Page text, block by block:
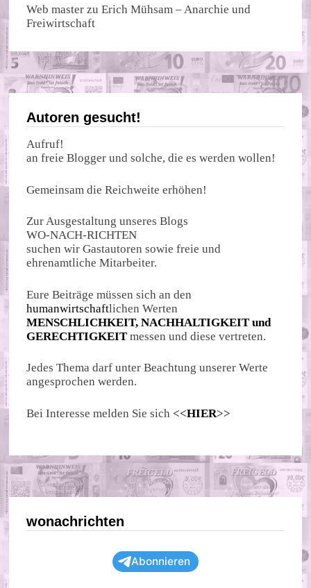
Web master zuErich Mühsam – Anarchie und
Freiwirtschaft
Autoren gesucht!
Aufruf!
an freie Blogger und solche, die es werden wollen!
Gemeinsam die Reichweite erhöhen!
Zur Ausgestaltung unseres Blogs
WO-NACH-RICHTEN
suchen wir Gastautoren sowie freie und
ehrenamtliche Mitarbeiter.
Eure Beiträge müssen sich an den
humanwirtschaftlichen Werten
MENSCHLICHKEIT, NACHHALTIGKEIT und
GERECHTIGKEIT messen und diese vertreten.
Jedes Thema darf unter Beachtung unserer Werte
angesprochen werden.
Bei Interesse melden Sie sich <<HIER>>
wonachrichten
Abonnieren